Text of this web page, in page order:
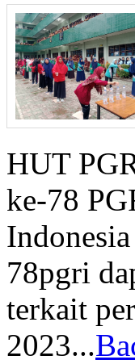
HUT
ke-78
78pgri
terkait
2023...